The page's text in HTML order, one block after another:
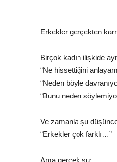
Erkekler gerçekten
Birçok kadın ilişkide
“Ne hissettiğini
“Neden böyle
“Bunu neden
Ve zamanla şu
“Erkekler çok farklı…”
Ama gerçek şu: